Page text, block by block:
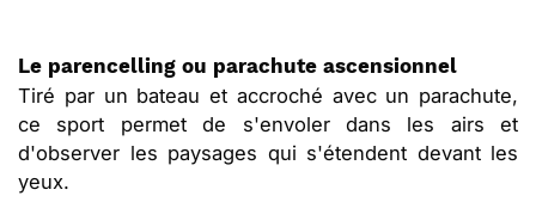
Le parencelling ou parachute ascensionnel
Tiré par un bateau et accroché avec un parachute,
ce sport permet de s'envoler dans les airs et
d'observer les paysages qui s'étendent devant les
yeux.